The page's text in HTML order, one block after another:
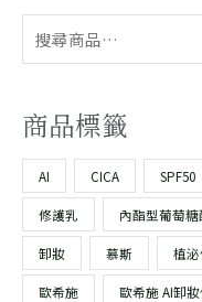
商品標籤
AI CICA SPF50
修護乳 內酯型葡萄糖
卸妝 慕斯 植
歐希施 歐希施 AI卸